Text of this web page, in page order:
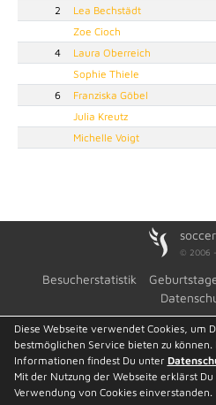
2
Lea Bechstädt
Zoe Cioch
4
Laura Oberreich
Sophie Thiele
6
Franziska Göbel
Julia Kreutz
Michelle Voigt
© 2006
Besucherstatistik
Diese Webseite verwendet Cookies, um
bestmöglichen Service bieten zu können.
Informationen findest Du unter
Mit der Nutzung der Webseite erklärst
Verwendung von Cookies einverstanden.